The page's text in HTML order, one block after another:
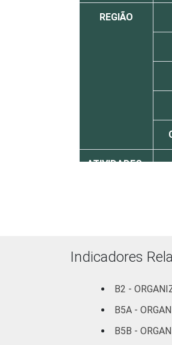
REGIÃO
ATIVIDADES-
Indicadores
B2 -
B5A -
B5B -